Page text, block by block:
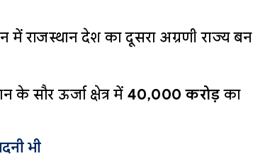
राजस्थान देश का दूसरा अग्रणी राज्य बन
के सौर ऊर्जा क्षेत्र में ₹40,000 करोड़का
भी